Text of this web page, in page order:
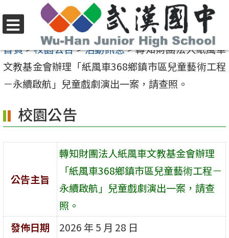
至
要
區
選
單
首頁>校園公告>活動訊息>轉知財團法人紙風車
文教基金會辦理「紙風車368鄉鎮市區兒童藝術工程
－永續啟航」兒童戲劇演出一案，請查照。
校園公告
公告主旨
轉知財團法人紙風車文教基金會辦理
「紙風車368鄉鎮市區兒童藝術工程－
永續啟航」兒童戲劇演出一案，請查
照。
發佈日期
2026 年 5 月 28 日